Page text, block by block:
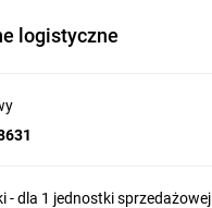
logistyczne
- dla 1 jednostki sprzedażowej